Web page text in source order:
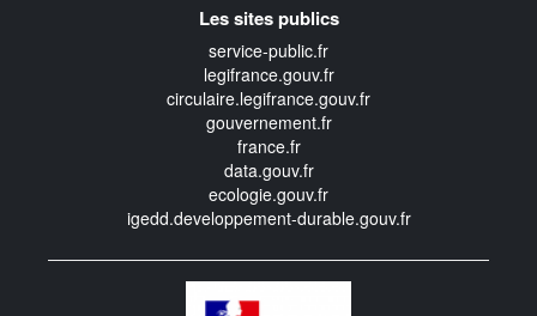
Les sites publics
service-public.fr
legifrance.gouv.fr
circulaire.legifrance.gouv.fr
gouvernement.fr
france.fr
data.gouv.fr
ecologie.gouv.fr
igedd.developpement-durable.gouv.fr